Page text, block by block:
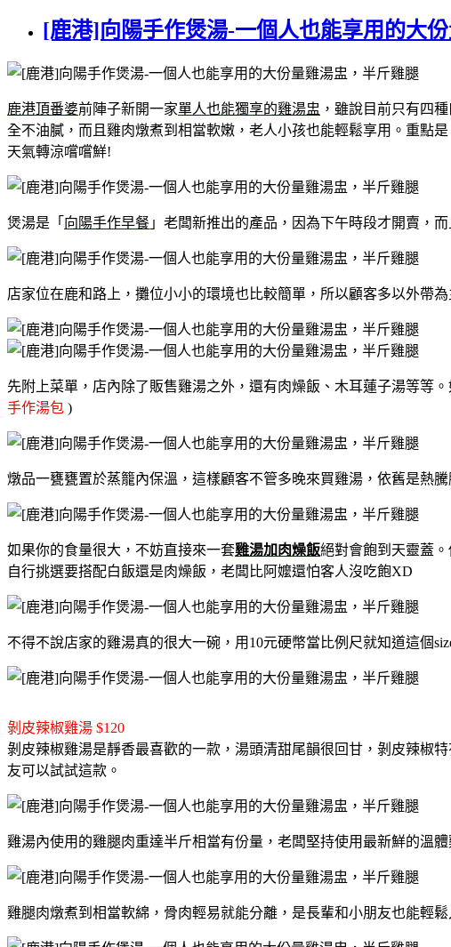
[鹿港]向陽手作煲湯-一個人也能享用的大
鹿港頂番婆前陣子新開一家單人也能獨享的雞湯盅 ，雖說目前只有四
全不油膩，而且雞肉燉煮到相當軟嫩，老人小孩也能輕鬆享用。重點是
天氣轉涼嚐嚐鮮!
煲湯是「 向陽手作早餐 」老闆新推出的產品，因為下午時段才開賣，
店家位在鹿和路上，攤位小小的環境也比較簡單，所以顧客多以外帶
先附上菜單，店內除了販售雞湯之外，還有肉燥飯、木耳蓮子湯等等
手作湯包 )
燉品一甕甕置於蒸籠內保溫，這樣顧客不管多晚來買雞湯，依舊是熱
如果你的食量很大，不妨直接來一套雞湯加肉燥飯絕對會飽到天靈蓋
自行挑選要搭配白飯還是肉燥飯，老闆比阿嬤還怕客人沒吃飽XD
不得不說店家的雞湯真的很大一碗，用10元硬幣當比例尺就知道這個
剝皮辣椒雞湯 $120
剝皮辣椒雞湯是靜香最喜歡的一款，湯頭清甜尾韻很回甘，剝皮辣椒
友可以試試這款。
雞湯內使用的雞腿肉重達半斤相當有份量，老闆堅持使用最新鮮的溫
雞腿肉燉煮到相當軟綿，骨肉輕易就能分離，是長輩和小朋友也能輕鬆